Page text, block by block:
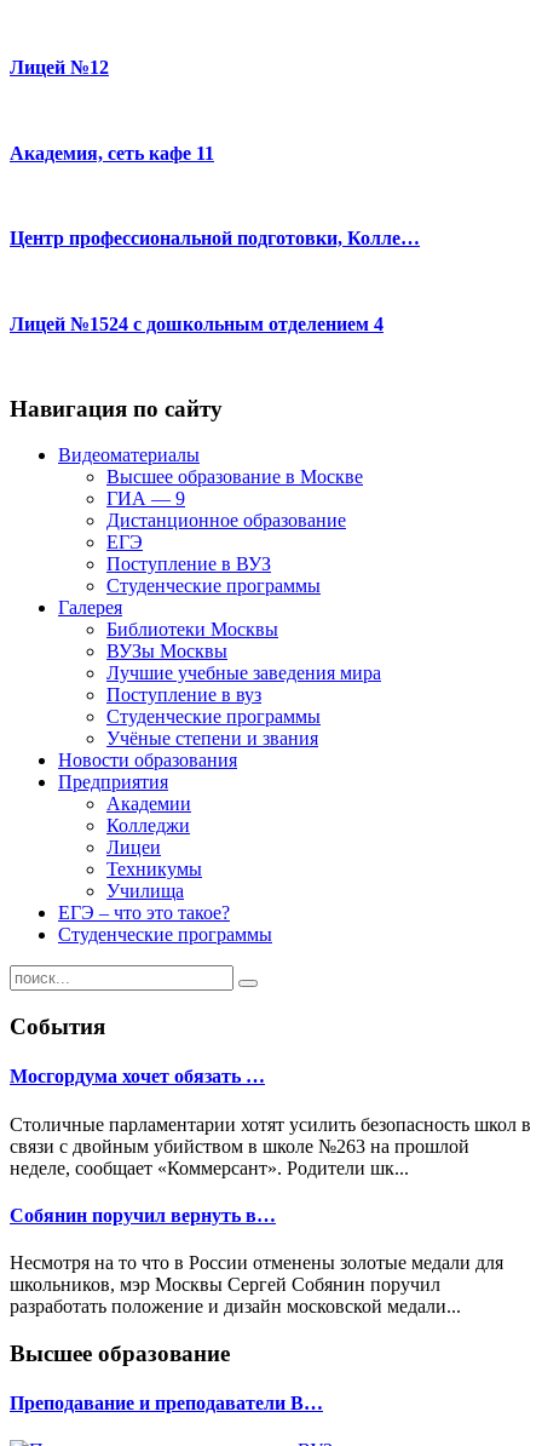
Лицей №12
Академия, сеть кафе 11
Центр профессиональной подготовки, Колле…
Лицей №1524 с дошкольным отделением 4
Навигация по сайту
Видеоматериалы
Высшее образование в Москве
ГИА — 9
Дистанционное образование
ЕГЭ
Поступление в ВУЗ
Студенческие программы
Галерея
Библиотеки Москвы
ВУЗы Москвы
Лучшие учебные заведения мира
Поступление в вуз
Студенческие программы
Учёные степени и звания
Новости образования
Предприятия
Академии
Колледжи
Лицеи
Техникумы
Училища
ЕГЭ – что это такое?
Студенческие программы
События
Мосгордума хочет обязать …
Столичные парламентарии хотят усилить безопасность школ в
связи с двойным убийством в школе №263 на прошлой
неделе, сообщает «Коммерсант». Родители шк...
Собянин поручил вернуть в…
Несмотря на то что в России отменены золотые медали для
школьников, мэр Москвы Сергей Собянин поручил
разработать положение и дизайн московской медали...
Высшее образование
Преподавание и преподаватели В…